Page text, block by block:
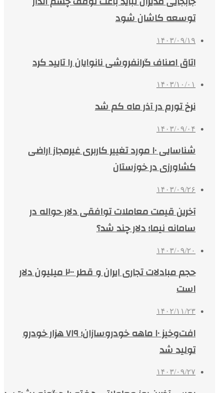
توسعه کاشان شود
۱۴۰۳/۰۹/۱۹
اتاق اصناف گرانفروشی نانوایان را تایید کرد
۱۴۰۳/۱۰/۰۱
نرخ تورم در آذر ماه کم شد
۱۴۰۳/۰۹/۰۴
شناسایی ۱۰ مورد تغییر کاربری غیرمجاز اراضی
کشاورزی در خوزستان
۱۴۰۳/۰۹/۲۶
آخرین قیمت معاملات توافقی دلار حواله در
سامانه نیما؛ دلار چند شد؟
۱۴۰۳/۰۹/۲۰
حجم مبادلات تجاری ایران و قطر ۲۰۰ میلیون دلار
است
۱۴۰۲/۱۱/۲۳
افت‌وخیز ۱۰ ماهه خودروسازان؛ ۷۱۹ هزار خودرو
تولید شد
۱۴۰۳/۰۹/۲۷